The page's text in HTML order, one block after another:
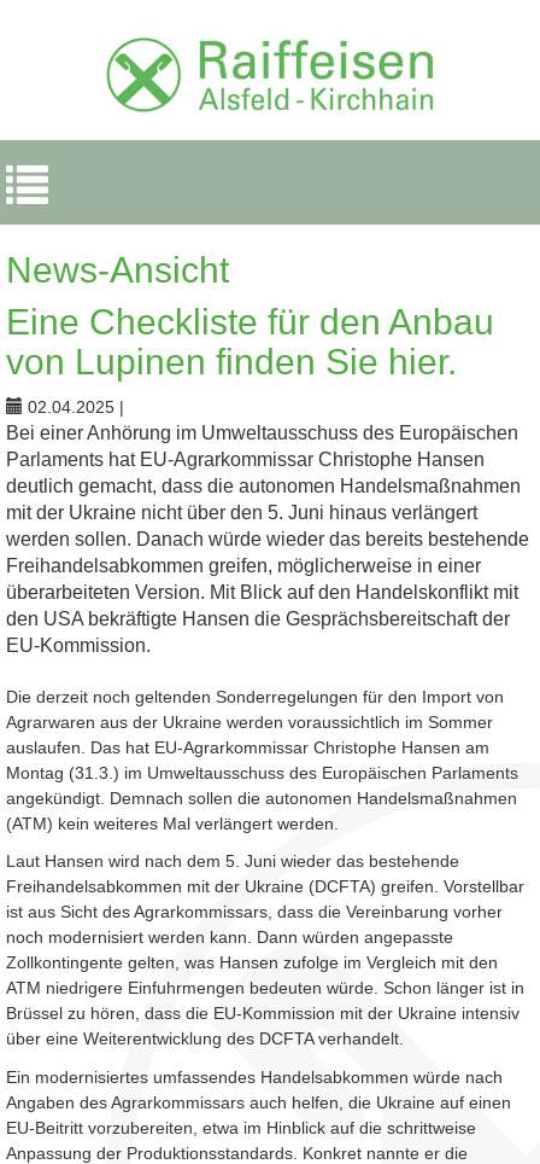
Navigation
ein-/ausblenden
News-Ansicht
Eine Checkliste für den Anbau
von Lupinen finden Sie hier.
02.04.2025 |
Bei einer Anhörung im Umweltausschuss des Europäischen
Parlaments hat EU-Agrarkommissar Christophe Hansen
deutlich gemacht, dass die autonomen Handelsmaßnahmen
mit der Ukraine nicht über den 5. Juni hinaus verlängert
werden sollen. Danach würde wieder das bereits bestehende
Freihandelsabkommen greifen, möglicherweise in einer
überarbeiteten Version. Mit Blick auf den Handelskonflikt mit
den USA bekräftigte Hansen die Gesprächsbereitschaft der
EU-Kommission.
Die derzeit noch geltenden Sonderregelungen für den Import von
Agrarwaren aus der Ukraine werden voraussichtlich im Sommer
auslaufen. Das hat EU-Agrarkommissar Christophe Hansen am
Montag (31.3.) im Umweltausschuss des Europäischen Parlaments
angekündigt. Demnach sollen die autonomen Handelsmaßnahmen
(ATM) kein weiteres Mal verlängert werden.
Laut Hansen wird nach dem 5. Juni wieder das bestehende
Freihandelsabkommen mit der Ukraine (DCFTA) greifen. Vorstellbar
ist aus Sicht des Agrarkommissars, dass die Vereinbarung vorher
noch modernisiert werden kann. Dann würden angepasste
Zollkontingente gelten, was Hansen zufolge im Vergleich mit den
ATM niedrigere Einfuhrmengen bedeuten würde. Schon länger ist in
Brüssel zu hören, dass die EU-Kommission mit der Ukraine intensiv
über eine Weiterentwicklung des DCFTA verhandelt.
Ein modernisiertes umfassendes Handelsabkommen würde nach
Angaben des Agrarkommissars auch helfen, die Ukraine auf einen
EU-Beitritt vorzubereiten, etwa im Hinblick auf die schrittweise
Anpassung der Produktionsstandards. Konkret nannte er die